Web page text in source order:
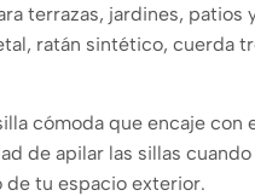
terrazas, jardines,
ratán sintético, cuerda
cómoda que encaje
de apilar las sillas
de tu espacio exterior.